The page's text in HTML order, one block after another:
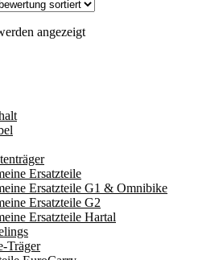
angezeigtNach
Ersatzteile
Ersatzteile G1 & Omnibike
Ersatzteile G2
Ersatzteile Hartal
Träger